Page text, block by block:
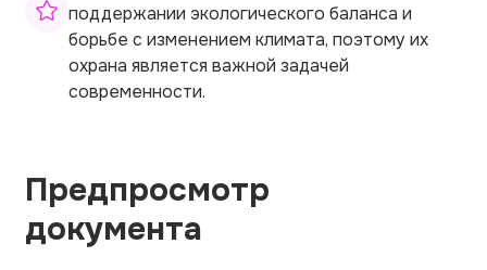
поддержании экологического баланса и
борьбе с изменением климата, поэтому их
охрана является важной задачей
современности.
Предпросмотр
документа